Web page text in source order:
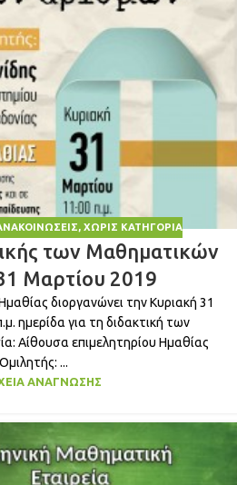
, ΧΩΡΊΣ ΚΑΤΗΓΟΡΊΑ
των Μαθηματικών
Μαρτίου 2019
διοργανώνει την Κυριακή 31
ημερίδα για τη διδακτική των
Αίθουσα επιμελητηρίου Ημαθίας
Ομιλητής: ...
ΑΝΆΓΝΩΣΗΣ